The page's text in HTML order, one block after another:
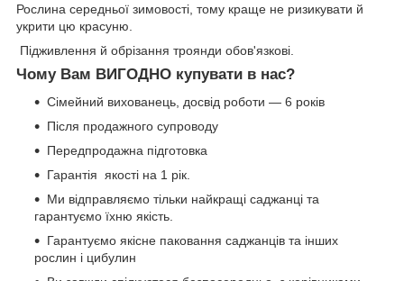
Рослина середньої зимовості, тому краще не ризикувати й
укрити цю красуню.
Підживлення й обрізання троянди обов'язкові.
Чому Вам ВИГОДНО купувати в нас?
Сімейний вихованець, досвід роботи — 6 років
Після продажного супроводу
Передпродажна підготовка
Гарантія якості на 1 рік.
Ми відправляємо тільки найкращі саджанці та
гарантуємо їхню якість.
Гарантуємо якісне паковання саджанців та інших
рослин і цибулин